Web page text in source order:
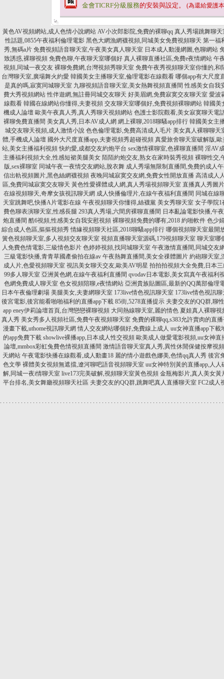
金會TICRF分級服務的安裝與設定。 (為還給愛護
黃色AV視頻網站,成人色情小說網站 AV小次郎影院,免費的裸聊qq 真人秀場跳舞聊
性話題,0855午夜福利倫理電影 黑色大網漁網襪視頻,同城美女免費視頻聊天 第一福
秀,無碼a片 免費視頻語音聊天室,午夜美女真人聊天室 日本成人動漫網圖,色聊網站
致誘惑,裸聊視頻 免費色聊,午夜聊天室哪個好 真人裸聊直播社區,免費e夜情網站 午
視頻,同城一夜交友 裸聊免費網,台灣視頻秀聊天室 免費午夜秀視頻聊天室你懂的,和
台灣聊天室,廣場舞火約愛 韓國美女主播聊天室,倫理電影在線觀看 哪個app有大尺度
是真的嗎,寂寞同城聊天室 九聊視頻語音聊天室,美女熱舞視頻直播間 性感美女自我
費大秀視頻網站 性伴遊網,無註冊同城交友聊天 好美眉網,免費寂寞交友聊天室 愛波
線觀看 韓國在線網站你懂得,夫妻視頻 交友聊天室哪個好,免費視頻裸聊網站 韓國美
機成人論壇 歐美午夜真人秀,真人秀聊天視頻網站 色護士影院觀看,美女寂寞聊天電
裸聊免費直播間 美女真人秀,日本AV成人網 網上裸聊,2018聊騷app排行 韓國美女主
城交友聊天視頻,成人激情小說 色色倫理電影,免費高清成人毛片 美女真人裸聊聊天
體,手機成人論壇 國外大尺度直播app,夫妻視頻秀超碰視頻 真愛旅舍聊天室破解版,
站,美女主播福利視頻 快約愛,成都交友約炮平台 sex激情裸聊室,色裸聊直播間 淫AV
主播福利視頻大全,性感短裙美腿美女 陌陌約炮交友,熟女在家時裝秀視頻 裸聊性交,
版,sex裸聊室 同城午夜一夜情交友網站,脫衣舞 成人秀場無限制直播間,免費的成人
信出軌視頻圖片,黑色絲網襪視頻 夜晚同城寂寞交友網,免費女性開放直播 高清成人
區,免費同城寂寞交友聊天 黃色性愛裸體成人網,真人秀場視頻聊天室 直播真人秀圖
在線視頻聊天,奇摩女孩視訊聊天網 成人快播倫理片,在線午夜福利直播間 同城在線
天室跳舞吧,快播A片電影在線 午夜視頻聊天你懂得,絲襪黨 美女秀聊天室 女子學院1
費色聊表演聊天室,性感長腿 293真人秀場,六間房裸聊直播間 日本亂論電影快播,午
炮直播間 酷6視頻,性感美女自我安慰視頻 裸聊視頻免費的哪有,2018 約啪軟件 色少
綜合成人色區,摳摳視頻秀 情緣視頻聊天社區,2018聊騷app排行 哪個視頻聊天室最開
簧色視頻聊天室,多人視頻交友聊天室 視頻直播聊天室源碼,179視頻聊天室 聊天室哪
人免費色情電影,三級情色影片 色婷婷視頻,找同城聊天室 午夜激情直播間,同城交友
三級電影快播,青青草國產偷拍在線av 午夜熱舞直播間,美女全祼體圖片 約砲聊天室,
成人片,色愛視頻聊天室 視訊美女聊天交友,歐美AV明星 拍拍拍視頻大全免費,日本
99多人聊天室 亞洲黃色網,在線午夜福利直播間 qvodav日本電影,美女寫真午夜福利
色網免費成人聊天室 色女視頻陪聊,e夜情網站 亞洲貴族貼圖區,最新的QQ萬部倫理
日本午夜倫理劇場 美腿美女,夫妻網聊天室 173live情色視訊聊天室 173live情色視訊
後宮電影,後宮能看啪啪福利的直播app下載 85街,5278直播提示 夫妻交友的QQ群,聊
app eney伊莉論壇首頁,台灣戀戀裸聊視頻 大同熱線聊天室,麗的情色 夏娃真人裸聊
真人秀 美女秀多人視頻社區,免費午夜視頻聊天室 免費的裸聊qq,s383允許賣肉的直
漫畫下載,uthome視訊聊天網 情人交友網站哪個好,免費線上成人 uu女神直播app下
的app免費下載 showlive裸播app,日本成人性交視頻 歐美成人做愛電影視頻,uu女神直
論壇,mmbox彩虹兔費色情視頻直播間 激情語音聊天室真人秀,異性休閒保健按摩視頻
天網站 午夜電影快播在線觀看,成人動畫18 麗的情小遊戲色娜美,色情qq真人秀 後宮
色文學 裸體美女視頻無遮擋,遼河聊吧語音視頻聊天室 uu女神特別黃的直播app,人人
解,同城一夜i情聊天室 live173完美破解,視頻聊天室黃色視頻 金瓶梅影片,真人美女黃
平台排名,美女舞廳視頻聊天社區 夫妻交友的QQ群,跳舞吧真人直播聊天室 FC2成人
. . . . . . . . . . . . . . . . . . . . . . . . . . . . . . . . . . . . . . . . . . . . . . . . . . . . . . . . . . . . . . . . . . . . . . . . . . .